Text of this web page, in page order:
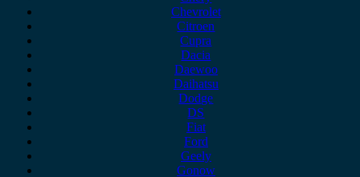
Chevrolet
Citroen
Cupra
Dacia
Daewoo
Daihatsu
Dodge
DS
Fiat
Ford
Geely
Gonow